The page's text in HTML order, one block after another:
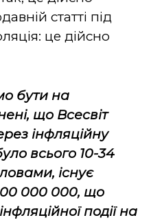
статті під
це дійсно
бути на
що Всесвіт
інфляційну
всього 10-34
існує
000 000, що
події на